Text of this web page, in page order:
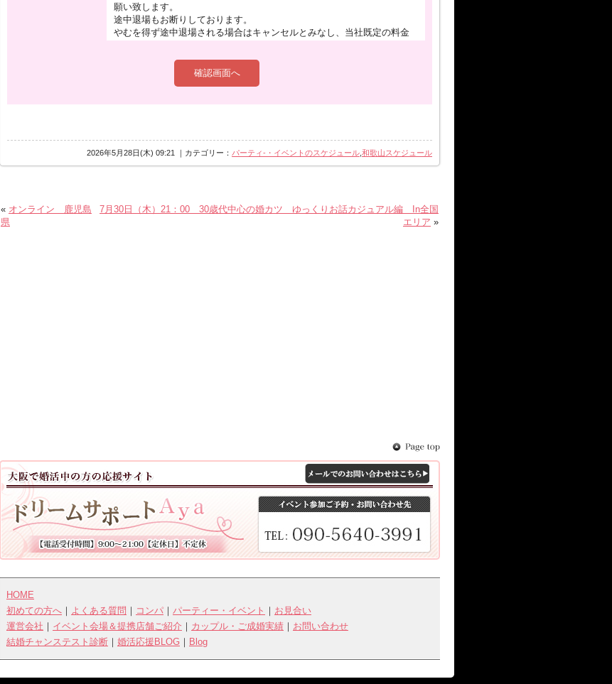
願い致します。
途中退場もお断りしております。
やむを得ず途中退場される場合はキャンセルとみなし、当社既定の料金
れた分のキャンセルは、代表者様へキャンセル料をご請求させて頂きま
申込日時の間違いでの取消希望や、他の予定が入ったなどでのキャンセ
ル、
に切り替わります。
ですので、必ずしも再度お席の確保ができるとは限りませんのでご了承
1-3.弊社判断にてイベントを中止した場合
返金の場合、参加費の金額のみ返金します。その他諸費用は弊社にて負
担致しかねます（振込手数料など）。
2026年5月28日(木) 09:21 ｜カテゴリー： パーティ-・イベントのスケジュール 和歌山スケジュール
« オンライン 鹿児島
県
7月30日（木）21：00 30歳代中心の婚カツ ゆっくりお話カジュアル編 In全国
エリア »
HOME
初めての方へ ｜ よくある質問 ｜ コンパ ｜ パーティー・イベント ｜ お見合い
運営会社 ｜ イベント会場＆提携店舗ご紹介 ｜ カップル・ご成婚実績 ｜ お問い合わせ
結婚チャンステスト診断 ｜ 婚活応援BLOG ｜ Blog